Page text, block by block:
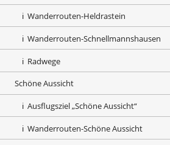
Wanderrouten-Heldrastein
Wanderrouten-Schnellmannshausen
Radwege
Schöne Aussicht
Ausflugsziel „Schöne Aussicht“
Wanderrouten-Schöne Aussicht